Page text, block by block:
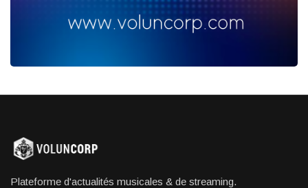
Plateforme d'actualités musicales & de streaming.